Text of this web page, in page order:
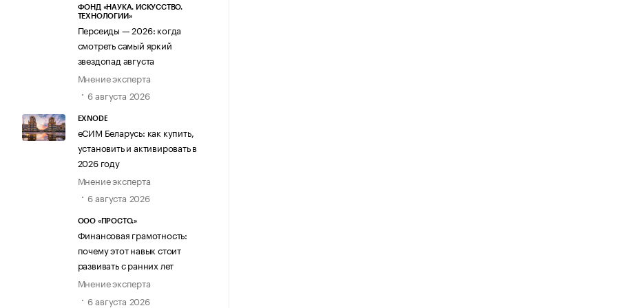
ФОНД «НАУКА. ИСКУССТВО.
ТЕХНОЛОГИИ»
Персеиды — 2026: когда
смотреть самый яркий
звездопад августа
Мнение эксперта
6 августа 2026
EXNODE
еСИМ Беларусь: как купить,
установить и активировать в
2026 году
Мнение эксперта
6 августа 2026
ООО «ПРОСТО.»
Финансовая грамотность:
почему этот навык стоит
развивать с ранних лет
Мнение эксперта
6 августа 2026